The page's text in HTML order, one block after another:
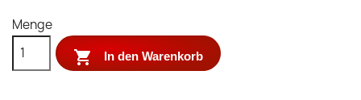
Menge
 In den Warenkorb